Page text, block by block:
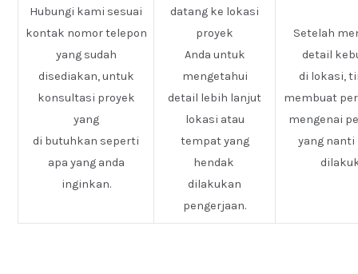
Hubungi kami sesuai
kontak nomor telepon
yang sudah
disediakan, untuk
konsultasi proyek
yang
di butuhkan seperti
apa yang anda
inginkan.
datang ke lokasi
proyek
Anda untuk
mengetahui
detail lebih lanjut
lokasi atau
tempat yang
hendak
dilakukan
pengerjaan.
Setelah
detail
di lokasi,
membuat
mengenai
yang nanti